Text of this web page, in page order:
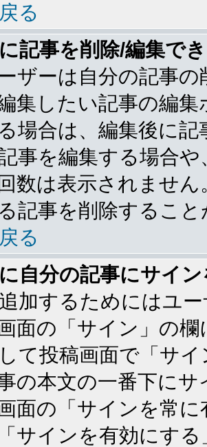
る
記事を削除/編集で
ザーは自分の記事
集したい記事の編
場合は、編集後に
事を編集する場合
数は表示されませ
記事を削除するこ
る
自分の記事にサイ
加するためにはユ
面の「サイン」の
て投稿画面で「サ
の本文の一番下に
面の「サインを常
サインを有効にす